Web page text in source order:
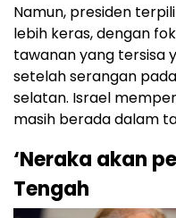
Namun, presiden
lebih keras, dengan
tawanan yang tersisa
setelah serangan
selatan. Israel
masih berada dalam
‘Neraka akan
Tengah